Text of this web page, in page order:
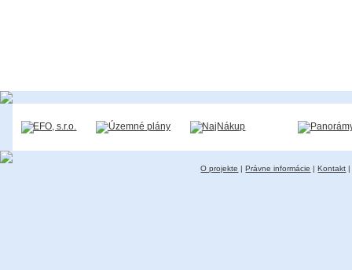
O projekte |Právne informácie |Kontakt